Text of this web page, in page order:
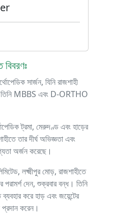
সার্জন, যিনি রাজশাহী
তিনি MBBS এবং D-ORTHO
ট্রমা, মেরুদণ্ড এবং হাড়ের
তার দীর্ঘ অভিজ্ঞতা এবং
অর্জন করেছে।
লক্ষ্মীপুর মোড়, রাজশাহীতে
পরামর্শ দেন, শুক্রবার বন্ধ। তিনি
করে হাড় এবং জয়েন্টের
প্রদান করেন।